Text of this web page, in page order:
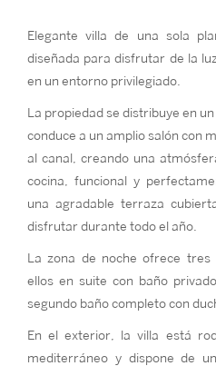
Elegante villa de una sola
diseñada para disfrutar de la
en un entorno privilegiado.
La propiedad se distribuye en
conduce a un amplio salón con
al canal, creando una
cocina, funcional y
una agradable terraza
disfrutar durante todo el año.
La zona de noche ofrece
ellos en suite con baño
segundo baño completo con
En el exterior, la villa está
mediterráneo y dispone de